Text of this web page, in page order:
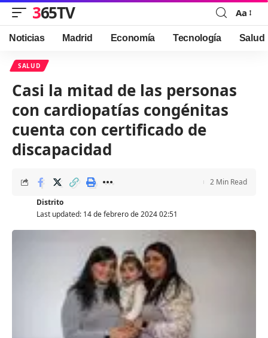
365TV
Font
Resizer
Aa
Noticias Madrid Economía Tecnología Salud
SALUD
Casi la mitad de las personas
con cardiopatías congénitas
cuenta con certificado de
discapacidad
Last updated: 14 de febrero de 2024 02:51
Distrito
2 Min Read